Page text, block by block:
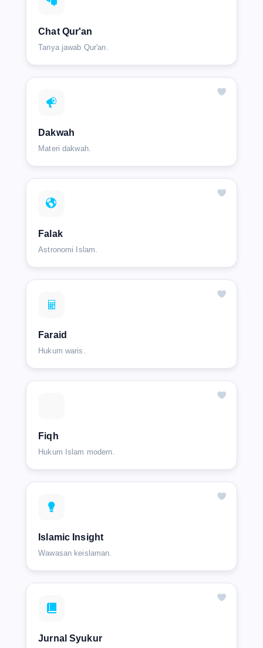
Chat Qur'an
Tanya jawab Qur'an.
Dakwah
Materi dakwah.
Falak
Astronomi Islam.
Faraid
Hukum waris.
Fiqh
Hukum Islam modern.
Islamic Insight
Wawasan keislaman.
Jurnal Syukur